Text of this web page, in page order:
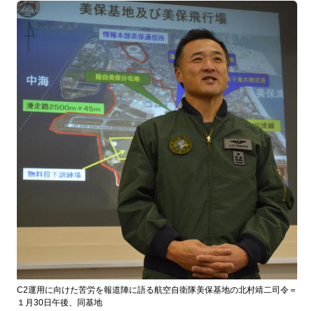
C2運用に向けた苦労を報道陣に語る航空自衛隊美保基地の北村靖二司令＝
１月30日午後、同基地